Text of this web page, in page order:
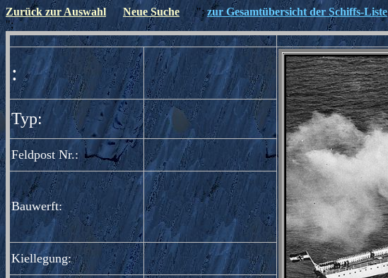
Zurück zur Auswahl Neue Suche ";zur Gesamtübersicht der Schiffs-Liste
";
:
Typ:
Feldpost Nr.:
Bauwerft:
Kiellegung: